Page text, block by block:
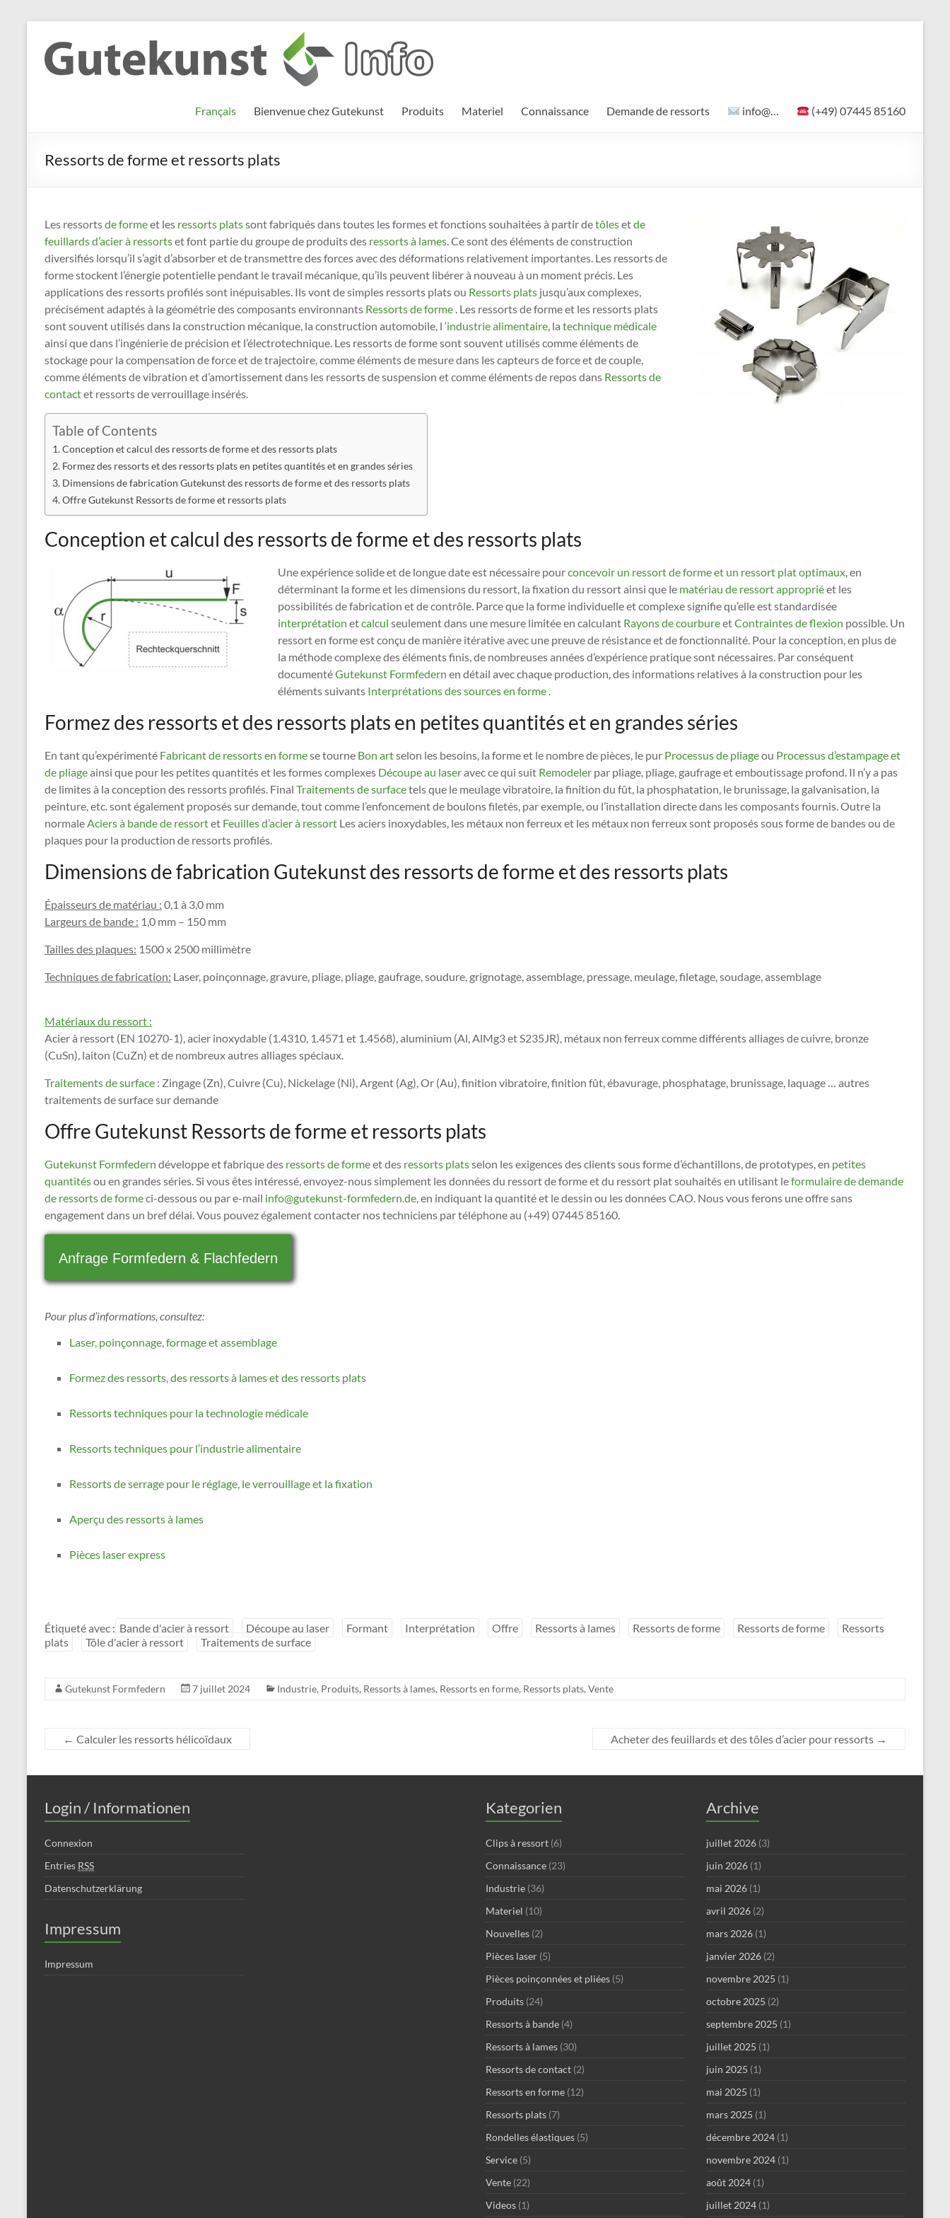
contenu
Gutekunst
Formfedern
Informationen
und
Wissenswertes
Français Bienvenue chez Gutekunst Produits Materiel Connaissance Demande de ressorts info@… (+49) 07445 85160
Ressorts de forme et ressorts plats
Les ressortsde formeet les ressorts platssont fabriqués dans toutes les formes et fonctions souhaitées à partir detôlesetde
feuillards d’acier à ressortset font partie du groupe de produits des ressorts à lames. Ce sont des éléments de construction
diversifiés lorsqu’il s’agit d’absorber et de transmettre des forces avec des déformations relativement importantes. Les ressorts de
forme stockent l’énergie potentielle pendant le travail mécanique, qu’ils peuvent libérer à nouveau à un moment précis. Les
applications des ressorts profilés sont inépuisables. Ils vont de simples ressorts plats ou Ressorts plats jusqu’aux complexes,
précisément adaptés à la géométrie des composants environnants Ressorts de forme . Les ressorts de forme et les ressorts plats
sont souvent utilisés dans la construction mécanique, la construction automobile, l ‘industrie alimentaire, la technique médicale
ainsi que dans l’ingénierie de précision et l’électrotechnique. Les ressorts de forme sont souvent utilisés comme éléments de
stockage pour la compensation de force et de trajectoire, comme éléments de mesure dans les capteurs de force et de couple,
comme éléments de vibration et d’amortissement dans les ressorts de suspension et comme éléments de repos dans Ressorts de
contactet ressorts de verrouillage insérés.
Table of Contents
Conception et calcul des ressorts de forme et des ressorts plats
Formez des ressorts et des ressorts plats en petites quantités et en grandes séries
Dimensions de fabrication Gutekunst des ressorts de forme et des ressorts plats
Offre Gutekunst Ressorts de forme et ressorts plats
Conception et calcul des ressorts de forme et des ressorts plats
Une expérience solide et de longue date est nécessaire pourconcevoir un ressort de forme et un ressort plat optimaux, en
déterminant la forme et les dimensions du ressort, la fixation du ressort ainsi que le matériau de ressort appropriéet les
possibilités de fabrication et de contrôle. Parce que la forme individuelle et complexe signifie qu’elle est standardisée
interprétation etcalcul seulement dans une mesure limitée en calculant Rayons de courbureetContraintes de flexion possible. Un
ressort en forme est conçu de manière itérative avec une preuve de résistance et de fonctionnalité. Pour la conception, en plus de
la méthode complexe des éléments finis, de nombreuses années d’expérience pratique sont nécessaires. Par conséquent
documentéGutekunst Formfedern en détail avec chaque production, des informations relatives à la construction pour les
éléments suivants Interprétations des sources en forme .
Formez des ressorts et des ressorts plats en petites quantités et en grandes séries
En tant qu’expérimenté Fabricant de ressorts en formese tourne Bon artselon les besoins, la forme et le nombre de pièces, le pur Processus de pliageou Processus d’estampage et
de pliageainsi que pour les petites quantités et les formes complexes Découpe au laseravec ce qui suit Remodeler par pliage, pliage, gaufrage et emboutissage profond. Il n’y a pas
de limites à la conception des ressorts profilés. Final Traitements de surfacetels que le meulage vibratoire, la finition du fût, la phosphatation, le brunissage, la galvanisation, la
peinture, etc. sont également proposés sur demande, tout comme l’enfoncement de boulons filetés, par exemple, ou l’installation directe dans les composants fournis. Outre la
normaleAciers à bande de ressortet Feuilles d’acier à ressort Les aciers inoxydables, les métaux non ferreux et les métaux non ferreux sont proposés sous forme de bandes ou de
plaques pour la production de ressorts profilés.
Dimensions de fabrication Gutekunst des ressorts de forme et des ressorts plats
Épaisseurs de matériau : 0,1 à 3,0 mm
Largeurs de bande : 1,0 mm – 150 mm
Tailles des plaques: 1500 x 2500 millimètre
Techniques de fabrication: Laser, poinçonnage, gravure, pliage, pliage, gaufrage, soudure, grignotage, assemblage, pressage, meulage, filetage, soudage, assemblage
Matériaux du ressort :
Acier à ressort (EN 10270-1), acier inoxydable (1.4310, 1.4571 et 1.4568), aluminium (Al, AlMg3 et S235JR), métaux non ferreux comme différents alliages de cuivre, bronze
(CuSn), laiton (CuZn) et de nombreux autres alliages spéciaux.
Traitements de surface : Zingage (Zn), Cuivre (Cu), Nickelage (Ni), Argent (Ag), Or (Au), finition vibratoire, finition fût, ébavurage, phosphatage, brunissage, laquage … autres
traitements de surface sur demande
Offre Gutekunst Ressorts de forme et ressorts plats
Gutekunst Formfedern développe et fabrique des ressorts de formeet des ressorts platsselon les exigences des clients sous forme d’échantillons, de prototypes, en petites
quantitésou en grandes séries. Si vous êtes intéressé, envoyez-nous simplement les données du ressort de forme et du ressort plat souhaités en utilisant leformulaire de demande
de ressorts de formeci-dessous ou par e-mail info@gutekunst-formfedern.de, en indiquant la quantité et le dessin ou les données CAO. Nous vous ferons une offre sans
engagement dans un bref délai. Vous pouvez également contacter nos techniciens par téléphone au (+49) 07445 85160.
Anfrage Formfedern & Flachfedern
Pour plus d’informations, consultez:
Laser, poinçonnage, formage et assemblage
Formez des ressorts, des ressorts à lames et des ressorts plats
Ressorts techniques pour la technologie médicale
Ressorts techniques pour l’industrie alimentaire
Ressorts de serrage pour le réglage, le verrouillage et la fixation
Aperçu des ressorts à lames
Pièces laser express
Étiqueté avec : Bande d'acier à ressort Découpe au laser Formant Interprétation Offre Ressorts à lames Ressorts de forme Ressorts de forme
Ressorts
plats
Tôle d'acier à ressort Traitements de surface
Gutekunst Formfedern 7 juillet 2024 Industrie, Produits, Ressorts à lames, Ressorts en forme, Ressorts plats, Vente
← Calculer les ressorts hélicoïdaux Acheter des feuillards et des tôles d’acier pour ressorts →
Login / Informationen
Connexion
Entries RSS
Datenschutzerklärung
Impressum
Impressum
Kategorien
Clips à ressort (6)
Connaissance (23)
Industrie (36)
Materiel (10)
Nouvelles (2)
Pièces laser (5)
Pièces poinçonnées et pliées (5)
Produits (24)
Ressorts à bande (4)
Ressorts à lames (30)
Ressorts de contact (2)
Ressorts en forme (12)
Ressorts plats (7)
Rondelles élastiques (5)
Service (5)
Vente (22)
Videos (1)
Archive
juillet 2026 (3)
juin 2026 (1)
mai 2026 (1)
avril 2026 (2)
mars 2026 (1)
janvier 2026 (2)
novembre 2025 (1)
octobre 2025 (2)
septembre 2025 (1)
juillet 2025 (1)
juin 2025 (1)
mai 2025 (1)
mars 2025 (1)
décembre 2024 (1)
novembre 2024 (1)
août 2024 (1)
juillet 2024 (1)